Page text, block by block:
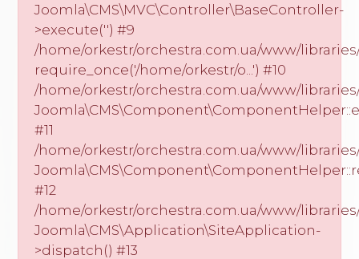
Joomla\CMS\MVC\Controller\BaseController-
>execute('') #9
/home/orkestr/orchestra.com.ua/www/
require_once('/home/orkestr/o...') #10
/home/orkestr/orchestra.com.ua/www/
#11
/home/orkestr/orchestra.com.ua/www/
#12
/home/orkestr/orchestra.com.ua/www/
Joomla\CMS\Application\SiteApplication-
>dispatch() #13